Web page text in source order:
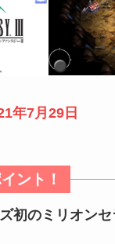
年7月29日
ント！
初のミリオン